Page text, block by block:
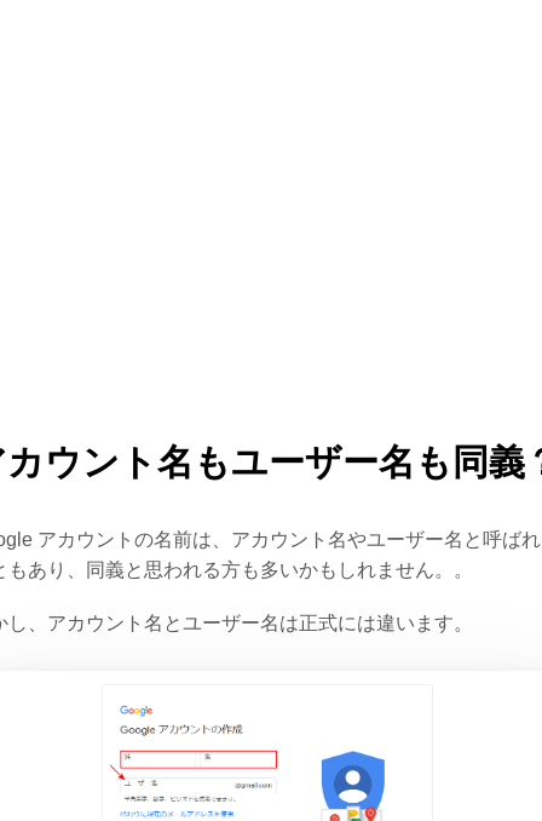
ウント名もユーザー名も同義
アカウントの名前は、アカウント名やユーザー名と呼ば
もあり、同義と思われる方も多いかもしれません。。
し、アカウント名とユーザー名は正式には違います。